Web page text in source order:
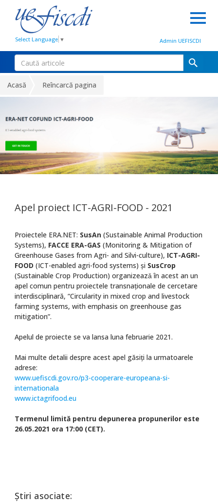
Select Language ▼ Admin UEFISCDI
Acasă Reîncarcă pagina
Apel proiect ICT-AGRI-FOOD - 2021
Proiectele ERA.NET: SusAn (Sustainable Animal Production
Systems), FACCE ERA-GAS (Monitoring & Mitigation of
Greenhouse Gases from Agri- and Silvi-culture), ICT-AGRI-
FOOD (ICT-enabled agri-food systems) şi SusCrop
(Sustainable Crop Production) organizeazǎ în acest an un
apel comun pentru proiectele transnaţionale de cercetare
interdisciplinară, “Circularity in mixed crop and livestock
farming systems, with emphasis on greenhouse gas
mitigation”.
Apelul de proiecte se va lansa luna februarie 2021.
Mai multe detalii despre acest apel găsiţi la urmatoarele
adrese:
www.uefiscdi.gov.ro/p3-cooperare-europeana-si-
internationala
www.ictagrifood.eu
Termenul limită pentru depunerea propunerilor este
26.05.2021 ora 17:00 (CET).
Știri asociate: